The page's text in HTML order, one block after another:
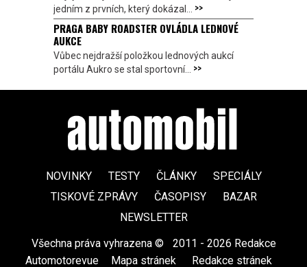
jedním z prvních, který dokázal... >>
PRAGA BABY ROADSTER OVLÁDLA LEDNOVÉ
AUKCE
Vůbec nejdražší položkou lednových aukcí
portálu Aukro se stal sportovní... >>
NOVINKY TESTY ČLÁNKY
SPECIÁLY
TISKOVÉ ZPRÁVY
ČASOPISY
BAZAR
NEWSLETTER
Všechna práva vyhrazena ©
2011 - 2026 Redakce
Automotorevue
Mapa stránek Redakce stránek